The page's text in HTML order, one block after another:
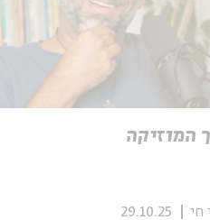
המוזיקה
חי 29.10.25